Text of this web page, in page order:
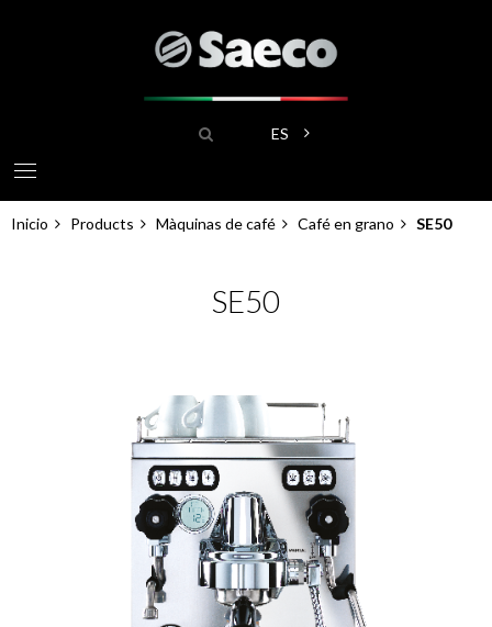
ES Lista adicional de acciones
navegación
Inicio Products Màquinas de café Café en grano SE50
SE50